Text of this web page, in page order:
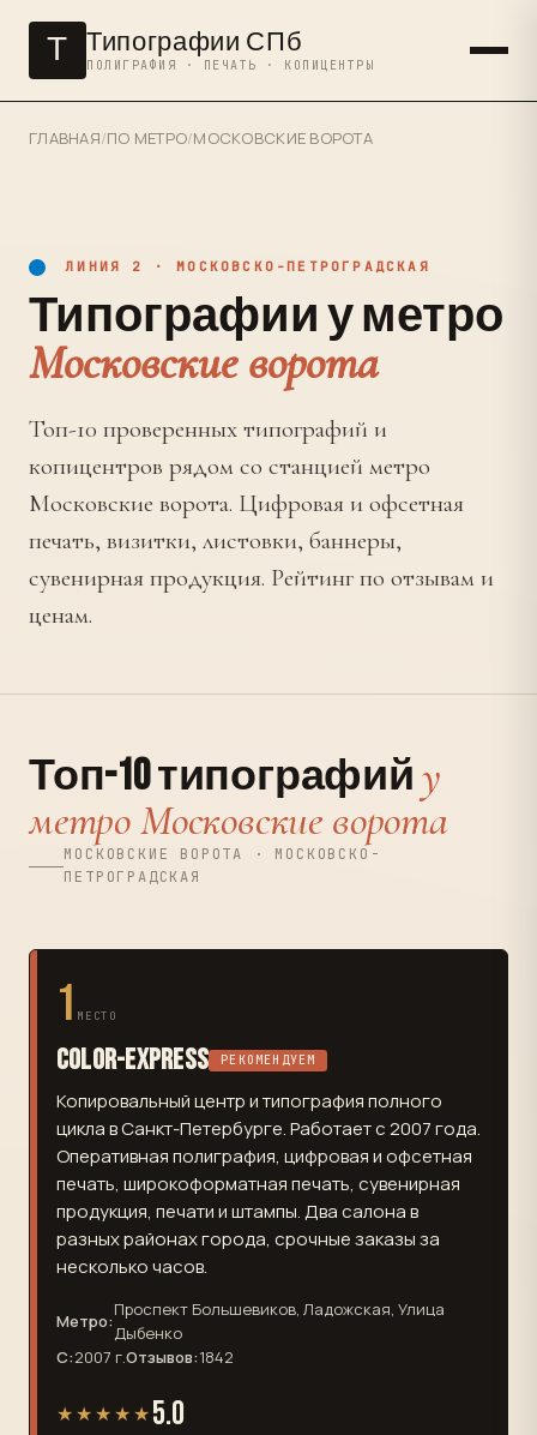
Т Типографии СПб
ПОЛИГРАФИЯ · ПЕЧАТЬ · КОПИЦЕНТРЫ
ГЛАВНАЯ/ПО МЕТРО/МОСКОВСКИЕ ВОРОТА
ЛИНИЯ 2 · МОСКОВСКО-ПЕТРОГРАДСКАЯ
Типографии у метро
Московские ворота
Топ-10 проверенных типографий и
копицентров рядом со станцией метро
Московские ворота. Цифровая и офсетная
печать, визитки, листовки, баннеры,
сувенирная продукция. Рейтинг по отзывам и
ценам.
Топ-10 типографийу
метро Московские ворота
МОСКОВСКИЕ ВОРОТА · МОСКОВСКО-
ПЕТРОГРАДСКАЯ
1 МЕСТО
Color-Express РЕКОМЕНДУЕМ
Копировальный центр и типография полного
цикла в Санкт-Петербурге. Работает с 2007 года.
Оперативная полиграфия, цифровая и офсетная
печать, широкоформатная печать, сувенирная
продукция, печати и штампы. Два салона в
разных районах города, срочные заказы за
несколько часов.
Метро:
Проспект Большевиков, Ладожская, Улица
Дыбенко
С:2007 г.Отзывов:1842
★★★★★ 5.0